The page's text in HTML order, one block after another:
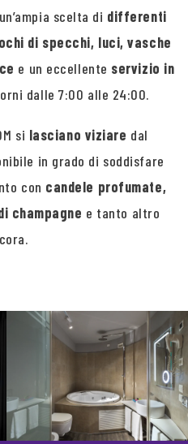
scelta di differenti
di specchi, luci, vasche
e un eccellente servizio in
dalle 7:00 alle 24:00.
si lasciano viziare dal
in grado di soddisfare
con candele profumate,
champagne e tanto altro